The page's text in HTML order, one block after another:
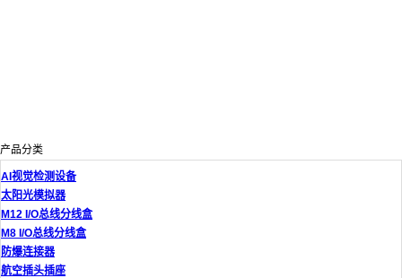
产品分类
AI视觉检测设备
太阳光模拟器
M12 I/O总线分线盒
M8 I/O总线分线盒
防爆连接器
航空插头插座